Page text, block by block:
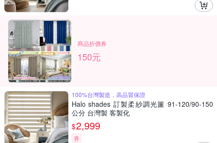
商品折價券
150元
100%台灣製造，高品質保證
Halo shades 訂製柔紗調光簾 91-120/90-150
公分 台灣製 客製化
$2,999
券